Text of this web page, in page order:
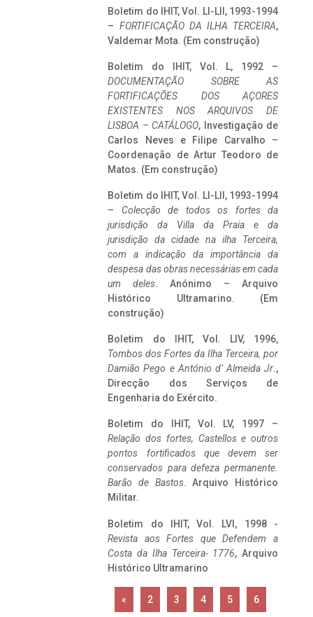
Boletim do IHIT, Vol. LI-LII, 1993-1994
– FORTIFICAÇÃO DA ILHA TERCEIRA,
Valdemar Mota. (Em construção)
Boletim do IHIT, Vol. L, 1992 –
DOCUMENTAÇÃO SOBRE AS
FORTIFICAÇÕES DOS AÇORES
EXISTENTES NOS ARQUIVOS DE
LISBOA – CATÁLOGO, Investigação de
Carlos Neves e Filipe Carvalho –
Coordenação de Artur Teodoro de
Matos. (Em construção)
Boletim do IHIT, Vol. LI-LII, 1993-1994
– Colecção de todos os fortes da
jurisdição da Villa da Praia e da
jurisdição da cidade na ilha Terceira,
com a indicação da importância da
despesa das obras necessárias em cada
um deles. Anónimo – Arquivo
Histórico Ultramarino. (Em
construção)
Boletim do IHIT, Vol. LIV, 1996,
Tombos dos Fortes da Ilha Terceira, por
Damião Pego e António d’ Almeida Jr.,
Direcção dos Serviços de
Engenharia do Exército.
Boletim do IHIT, Vol. LV, 1997 –
Relação dos fortes, Castellos e outros
pontos fortificados que devem ser
conservados para defeza permanente.
Barão de Bastos. Arquivo Histórico
Militar.
Boletim do IHIT, Vol. LVI, 1998 -
Revista aos Fortes que Defendem a
Costa da Ilha Terceira- 1776, Arquivo
Histórico Ultramarino
« 2 3 4 5 6